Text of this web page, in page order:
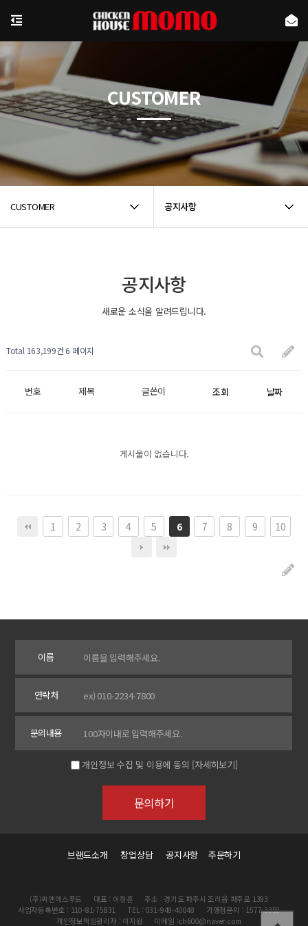
CUSTOMER 공지사항
CUSTOMER
공지사항
새로운 소식을 알려드립니다.
Total 163,199건 6 페이지
번호 제목 글쓴이 조회 날짜
게시물이 없습니다.
1 2 3 4 5 6 7 8 9 10
이름
연락처
문의내용
개인정보 수집 및 이용에 동의 [자세히보기]
브랜드소개 창업상담 공지사항 주문하기
(주)씨앤에스푸드 대표 : 이창훈
주소 : 경기도 파주시 조리읍 파주로 1393
사업자등록번호 : 110-81-75831
TEL : 031-948-40048
가맹점문의 : 1577-3358
개인정보책임관리자 : 이지원
이메일 :ch600@naver.com